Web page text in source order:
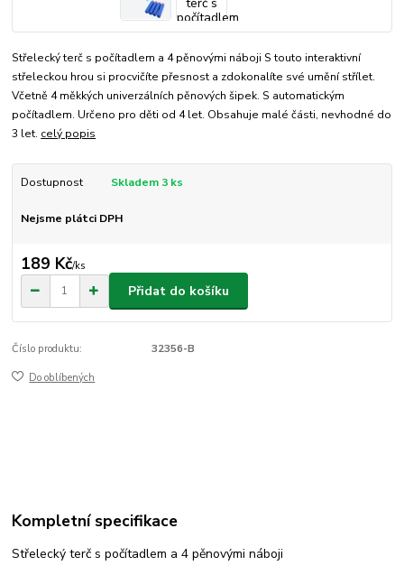
Střelecký terč s počítadlem a 4 pěnovými náboji S touto interaktivní
střeleckou hrou si procvičíte přesnost a zdokonalíte své umění střílet.
Včetně 4 měkkých univerzálních pěnových šipek. S automatickým
počítadlem. Určeno pro děti od 4 let. Obsahuje malé části, nevhodné do
3 let. celý popis
Dostupnost Skladem 3 ks
Nejsme plátci DPH
189 Kč/ks
Přidat do košíku
Číslo produktu: 32356-B
Do oblíbených
Kompletní specifikace
Střelecký terč s počítadlem a 4 pěnovými náboji